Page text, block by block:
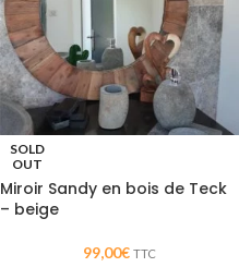
SOLD
OUT
Miroir Sandy en bois de Teck
– beige
99,00€ TTC